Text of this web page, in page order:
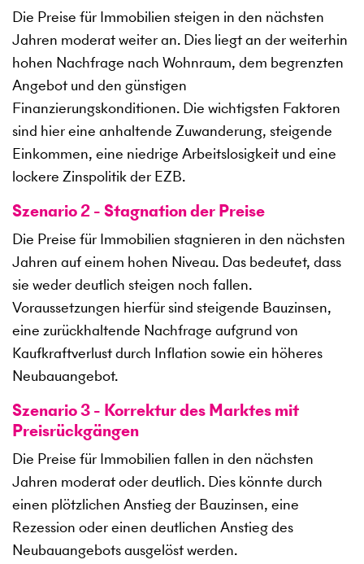
Die Preise für Immobilien steigen in den nächsten
Jahren moderat weiter an. Dies liegt an der weiterhin
hohen Nachfrage nach Wohnraum, dem begrenzten
Angebot und den günstigen
Finanzierungskonditionen. Die wichtigsten Faktoren
sind hier eine anhaltende Zuwanderung, steigende
Einkommen, eine niedrige Arbeitslosigkeit und eine
lockere Zinspolitik der EZB.
Szenario 2 - Stagnation der Preise
Die Preise für Immobilien stagnieren in den nächsten
Jahren auf einem hohen Niveau. Das bedeutet, dass
sie weder deutlich steigen noch fallen.
Voraussetzungen hierfür sind steigende Bauzinsen,
eine zurückhaltende Nachfrage aufgrund von
Kaufkraftverlust durch Inflation sowie ein höheres
Neubauangebot.
Szenario 3 - Korrektur des Marktes mit
Preisrückgängen
Die Preise für Immobilien fallen in den nächsten
Jahren moderat oder deutlich. Dies könnte durch
einen plötzlichen Anstieg der Bauzinsen, eine
Rezession oder einen deutlichen Anstieg des
Neubauangebots ausgelöst werden.